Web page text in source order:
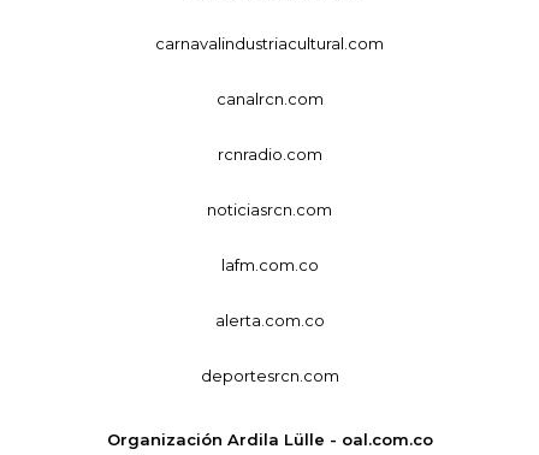
carnavalindustriacultural.com
canalrcn.com
rcnradio.com
noticiasrcn.com
lafm.com.co
alerta.com.co
deportesrcn.com
Organización Ardila Lülle - oal.com.co